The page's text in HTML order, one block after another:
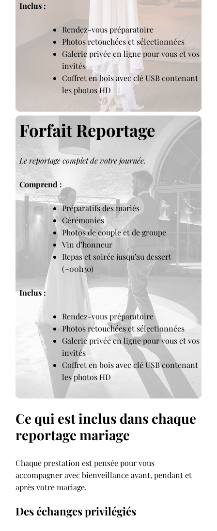
Inclus :
Rendez-vous préparatoire
Photos retouchées et sélectionnées
Galerie privée en ligne pour vous et vos
invités
Coffret en bois avec clé USB contenant
les photos HD
Forfait Reportage
Le reportage complet de votre journée.
Comprend :
Préparatifs des mariés
Cérémonies
Photos de couple et de groupe
Vin d’honneur
Repas et soirée jusqu’au dessert
(~00h30)
Inclus :
Rendez-vous préparatoire
Photos retouchées et sélectionnées
Galerie privée en ligne pour vous et vos
invités
Coffret en bois avec clé USB contenant
les photos HD
Ce qui est inclus dans chaque
reportage mariage
Chaque prestation est pensée pour vous
accompagner avec bienveillance avant, pendant et
après votre mariage.
Des échanges privilégiés